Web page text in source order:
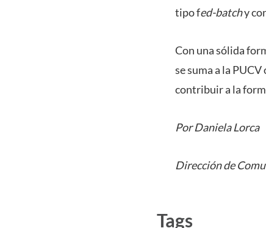
tipo fed-batchy
Con una sólida
se suma a la
contribuir a la
Por Daniela Lorca
Dirección de
Tags